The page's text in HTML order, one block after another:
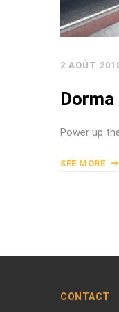
2 AOÛT
Power up
SEE MORE
CONTACT